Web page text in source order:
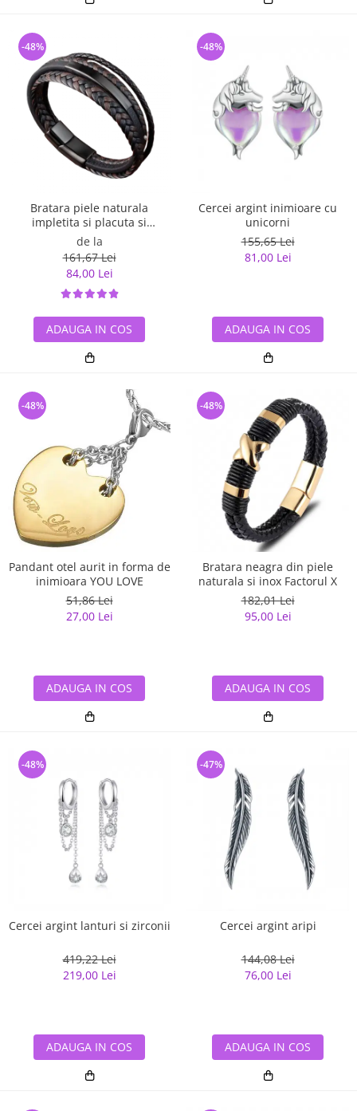
Bratara piele naturala
impletita si placuta si
inchizatoare din inox
de la
161,67 Lei
84,00 Lei
-48%
ADAUGA IN COS
Cercei argint inimioare cu
unicorni
155,65 Lei
81,00 Lei
-48%
ADAUGA IN COS
Pandant otel aurit in forma de
inimioara YOU LOVE
51,86 Lei
27,00 Lei
-48%
ADAUGA IN COS
Bratara neagra din piele
naturala si inox Factorul X
182,01 Lei
95,00 Lei
-48%
ADAUGA IN COS
Cercei argint lanturi si zirconii
419,22 Lei
219,00 Lei
-48%
ADAUGA IN COS
Cercei argint aripi
144,08 Lei
76,00 Lei
-47%
ADAUGA IN COS